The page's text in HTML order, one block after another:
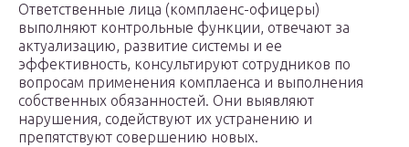
Ответственные лица (комплаенс-офицеры)
выполняют контрольные функции, отвечают за
актуализацию, развитие системы и ее
эффективность, консультируют сотрудников по
вопросам применения комплаенса и выполнения
собственных обязанностей. Они выявляют
нарушения, содействуют их устранению и
препятствуют совершению новых.